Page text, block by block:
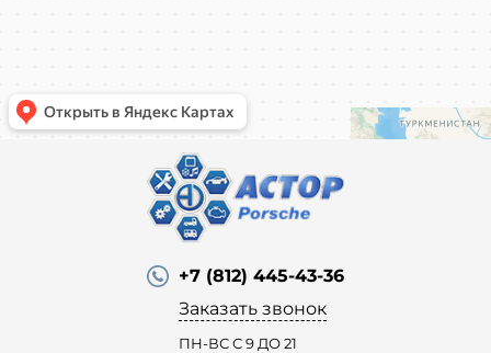
+7 (812) 445-43-36
Заказать звонок
ПН-ВС С 9 ДО 21